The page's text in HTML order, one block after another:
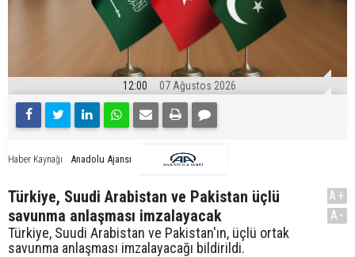
12:00 07 Ağustos 2026
Haber Kaynağı Anadolu Ajansı
Türkiye, Suudi Arabistan ve Pakistan üçlü
savunma anlaşması imzalayacak
Türkiye, Suudi Arabistan ve Pakistan'ın, üçlü ortak
savunma anlaşması imzalayacağı bildirildi.
A+
A-